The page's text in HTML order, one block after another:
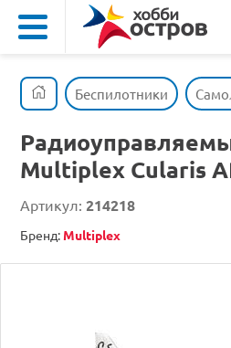
Беспилотники
Multiplex Cularis
Артикул: 214218
Бренд: Multiplex